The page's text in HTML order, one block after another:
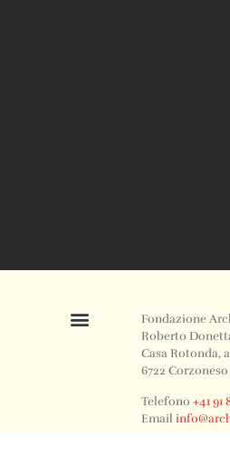
Fondazione
Roberto
Casa Rotonda,
6722 Corzoneso
Telefono+41 91
Email